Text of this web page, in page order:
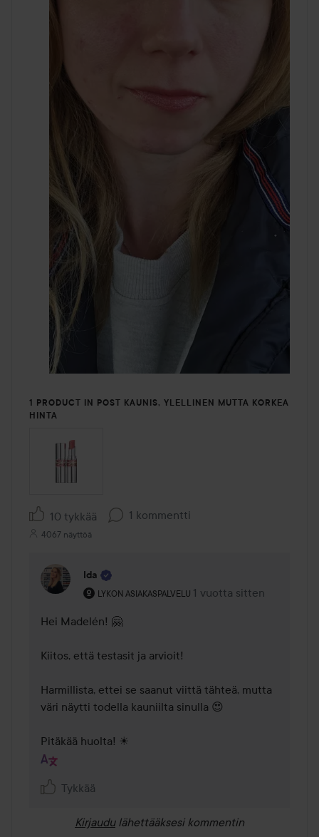
1 PRODUCT IN POST KAUNIS, YLELLINEN MUTTA KORKEA
HINTA
10 tykkää 1 kommentti
4067 näyttöä
Ida
LYKON ASIAKASPALVELU
Käyttäjän rooli: Lykon asiakaspalvelu .
1 vuotta sitten
Kommentti lisättiin 1
Hei Madelén! 🤗
Kiitos, että testasit ja arvioit!
Harmillista, ettei se saanut viittä tähteä, mutta
väri näytti todella kauniilta sinulla 😍
Pitäkää huolta! ☀
Tykkää
Kirjaudu lähettääksesi kommentin